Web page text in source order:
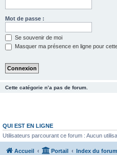
Mot de passe :
Se souvenir de moi
Masquer ma présence en ligne pour
Cette catégorie n’a pas de forum.
QUI EST EN LIGNE
Utilisateurs parcourant ce forum : Aucun
Accueil Portail Index du forum